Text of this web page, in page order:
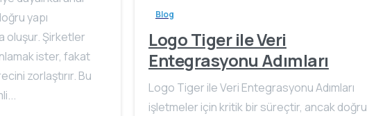
yapı
oluşur. Şirketler
ister, fakat
zorlaştırır. Bu
Blog
Logo Tiger ile Veri
Entegrasyonu Adımları
Logo Tiger ile Veri Entegrasyonu Adımları
işletmeler için kritik bir süreçtir, ancak doğru